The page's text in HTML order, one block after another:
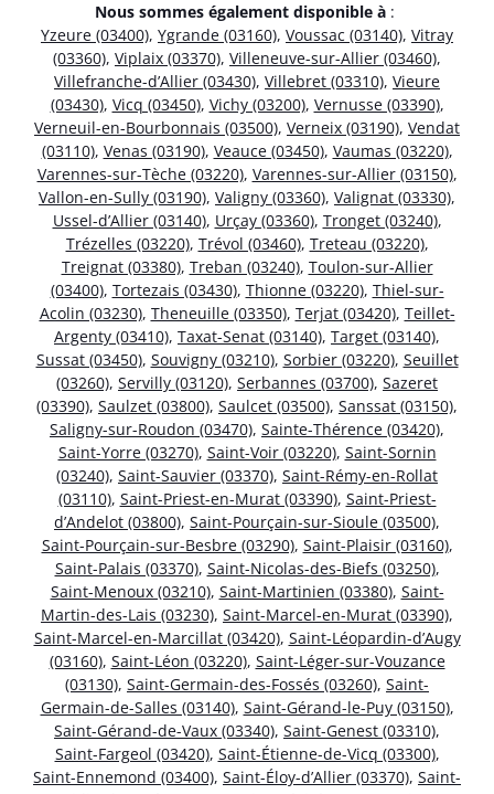
Nous sommes également disponible à :
Yzeure (03400), Ygrande (03160), Voussac (03140), Vitray
(03360), Viplaix (03370), Villeneuve-sur-Allier (03460),
Villefranche-d’Allier (03430), Villebret (03310), Vieure
(03430), Vicq (03450), Vichy (03200), Vernusse (03390),
Verneuil-en-Bourbonnais (03500), Verneix (03190), Vendat
(03110), Venas (03190), Veauce (03450), Vaumas (03220),
Varennes-sur-Tèche (03220), Varennes-sur-Allier (03150),
Vallon-en-Sully (03190), Valigny (03360), Valignat (03330),
Ussel-d’Allier (03140), Urçay (03360), Tronget (03240),
Trézelles (03220), Trévol (03460), Treteau (03220),
Treignat (03380), Treban (03240), Toulon-sur-Allier
(03400), Tortezais (03430), Thionne (03220), Thiel-sur-
Acolin (03230), Theneuille (03350), Terjat (03420), Teillet-
Argenty (03410), Taxat-Senat (03140), Target (03140),
Sussat (03450), Souvigny (03210), Sorbier (03220), Seuillet
(03260), Servilly (03120), Serbannes (03700), Sazeret
(03390), Saulzet (03800), Saulcet (03500), Sanssat (03150),
Saligny-sur-Roudon (03470), Sainte-Thérence (03420),
Saint-Yorre (03270), Saint-Voir (03220), Saint-Sornin
(03240), Saint-Sauvier (03370), Saint-Rémy-en-Rollat
(03110), Saint-Priest-en-Murat (03390), Saint-Priest-
d’Andelot (03800), Saint-Pourçain-sur-Sioule (03500),
Saint-Pourçain-sur-Besbre (03290), Saint-Plaisir (03160),
Saint-Palais (03370), Saint-Nicolas-des-Biefs (03250),
Saint-Menoux (03210), Saint-Martinien (03380), Saint-
Martin-des-Lais (03230), Saint-Marcel-en-Murat (03390),
Saint-Marcel-en-Marcillat (03420), Saint-Léopardin-d’Augy
(03160), Saint-Léon (03220), Saint-Léger-sur-Vouzance
(03130), Saint-Germain-des-Fossés (03260), Saint-
Germain-de-Salles (03140), Saint-Gérand-le-Puy (03150),
Saint-Gérand-de-Vaux (03340), Saint-Genest (03310),
Saint-Fargeol (03420), Saint-Étienne-de-Vicq (03300),
Saint-Ennemond (03400), Saint-Éloy-d’Allier (03370), Saint-